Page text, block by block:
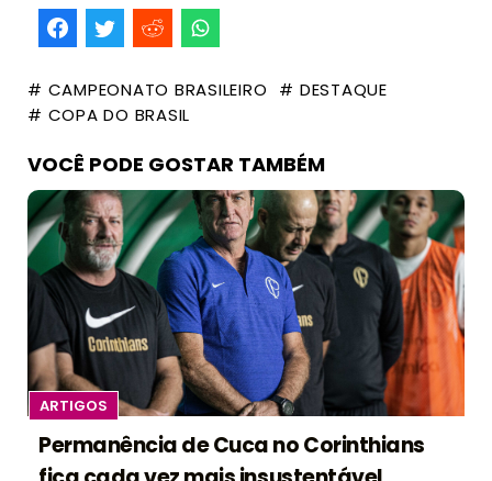
# CAMPEONATO BRASILEIRO
# DESTAQUE
# COPA DO BRASIL
VOCÊ PODE GOSTAR TAMBÉM
ARTIGOS
Permanência de Cuca no Corinthians